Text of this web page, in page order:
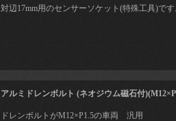
対辺17mm用のセンサーソケット(特殊工具)です
アルミドレンボルト (ネオジウム磁石付
ドレンボルトがM12×P1.5の車両 汎用